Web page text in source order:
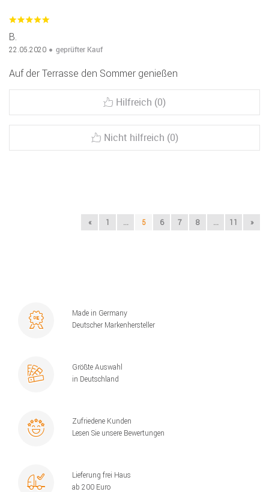
B.
22.05.2020 geprüfter Kauf
Auf der Terrasse den Sommer genießen
Hilfreich (0)
Nicht hilfreich (0)
« 1 ... 5 6 7 8 ... 11 »
Made in Germany
Deutscher Markenhersteller
Größte Auswahl
in Deutschland
Zufriedene Kunden
Lesen Sie unsere Bewertungen
Lieferung frei Haus
ab 200 Euro